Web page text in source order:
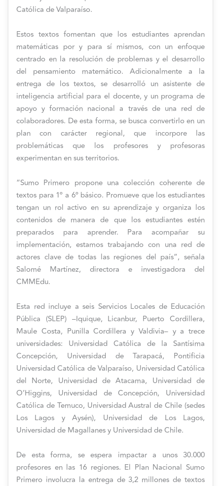
Católica de Valparaíso.
Estos textos fomentan que los estudiantes aprendan
matemáticas por y para sí mismos, con un enfoque
centrado en la resolución de problemas y el desarrollo
del pensamiento matemático. Adicionalmente a la
entrega de los textos, se desarrolló un asistente de
inteligencia artificial para el docente, y un programa de
apoyo y formación nacional a través de una red de
colaboradores. De esta forma, se busca convertirlo en un
plan con carácter regional, que incorpore las
problemáticas que los profesores y profesoras
experimentan en sus territorios.
“Sumo Primero propone una colección coherente de
textos para 1º a 6º básico. Promueve que los estudiantes
tengan un rol activo en su aprendizaje y organiza los
contenidos de manera de que los estudiantes estén
preparados para aprender. Para acompañar su
implementación, estamos trabajando con una red de
actores clave de todas las regiones del país”, señala
Salomé Martínez, directora e investigadora del
CMMEdu.
Esta red incluye a seis Servicios Locales de Educación
Pública (SLEP) –Iquique, Licanbur, Puerto Cordillera,
Maule Costa, Punilla Cordillera y Valdivia– y a trece
universidades: Universidad Católica de la Santísima
Concepción, Universidad de Tarapacá, Pontificia
Universidad Católica de Valparaíso, Universidad Católica
del Norte, Universidad de Atacama, Universidad de
O’Higgins, Universidad de Concepción, Universidad
Católica de Temuco, Universidad Austral de Chile (sedes
Los Lagos y Aysén), Universidad de Los Lagos,
Universidad de Magallanes y Universidad de Chile.
De esta forma, se espera impactar a unos 30.000
profesores en las 16 regiones. El Plan Nacional Sumo
Primero involucra la entrega de 3,2 millones de textos